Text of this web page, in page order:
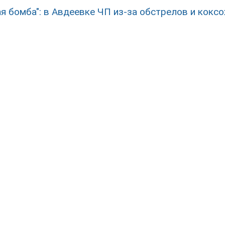
бомба": в Авдеевке ЧП из-за обстрелов и